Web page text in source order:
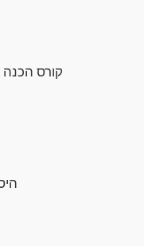
קורס